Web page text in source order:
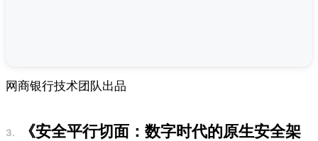
网商银行技术团队出品
《安全平行切面：数字时代的原生安全架